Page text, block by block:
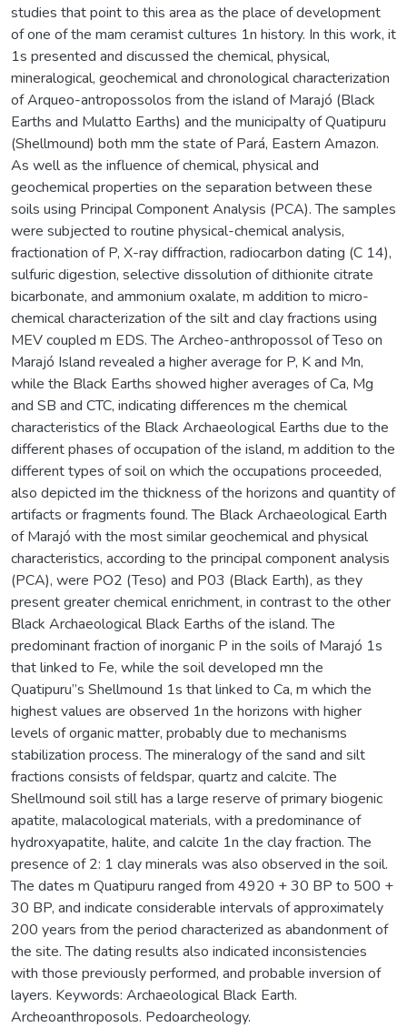
studies that point to this area as the place of development
of one of the mam ceramist cultures 1n history. In this work, it
1s presented and discussed the chemical, physical,
mineralogical, geochemical and chronological characterization
of Arqueo-antropossolos from the island of Marajó (Black
Earths and Mulatto Earths) and the municipalty of Quatipuru
(Shellmound) both mm the state of Pará, Eastern Amazon.
As well as the influence of chemical, physical and
geochemical properties on the separation between these
soils using Principal Component Analysis (PCA). The samples
were subjected to routine physical-chemical analysis,
fractionation of P, X-ray diffraction, radiocarbon dating (C 14),
sulfuric digestion, selective dissolution of dithionite citrate
bicarbonate, and ammonium oxalate, m addition to micro-
chemical characterization of the silt and clay fractions using
MEV coupled m EDS. The Archeo-anthropossol of Teso on
Marajó Island revealed a higher average for P, K and Mn,
while the Black Earths showed higher averages of Ca, Mg
and SB and CTC, indicating differences m the chemical
characteristics of the Black Archaeological Earths due to the
different phases of occupation of the island, m addition to the
different types of soil on which the occupations proceeded,
also depicted im the thickness of the horizons and quantity of
artifacts or fragments found. The Black Archaeological Earth
of Marajó with the most similar geochemical and physical
characteristics, according to the principal component analysis
(PCA), were PO2 (Teso) and P03 (Black Earth), as they
present greater chemical enrichment, in contrast to the other
Black Archaeological Black Earths of the island. The
predominant fraction of inorganic P in the soils of Marajó 1s
that linked to Fe, while the soil developed mn the
Quatipuru”s Shellmound 1s that linked to Ca, m which the
highest values are observed 1n the horizons with higher
levels of organic matter, probably due to mechanisms
stabilization process. The mineralogy of the sand and silt
fractions consists of feldspar, quartz and calcite. The
Shellmound soil still has a large reserve of primary biogenic
apatite, malacological materials, with a predominance of
hydroxyapatite, halite, and calcite 1n the clay fraction. The
presence of 2: 1 clay minerals was also observed in the soil.
The dates m Quatipuru ranged from 4920 + 30 BP to 500 +
30 BP, and indicate considerable intervals of approximately
200 years from the period characterized as abandonment of
the site. The dating results also indicated inconsistencies
with those previously performed, and probable inversion of
layers. Keywords: Archaeological Black Earth.
Archeoanthroposols. Pedoarcheology.